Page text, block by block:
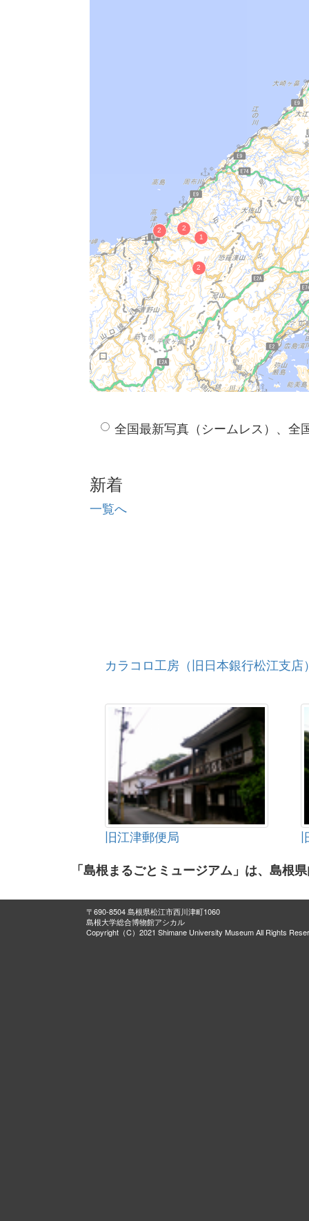
全国最新写真（シームレス）、全
新着
一覧へ
カラコロ工房（旧日本銀行松江支店
旧江津郵便局
「島根まるごとミュージアム」は、島根
〒690-8504 島根県松江市西川津町1060
島根大学総合博物館アシカル
Copyright（C）2021 Shimane University Museum All Rights